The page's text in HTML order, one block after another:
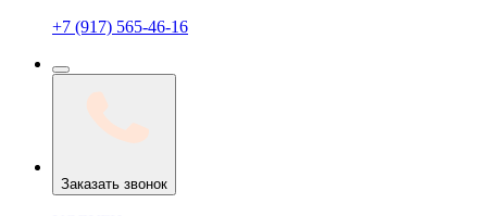
+7 (917) 565-46-16
Заказать звонок